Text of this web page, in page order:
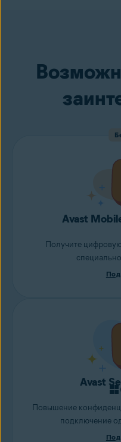
приватность ваших
Avast
Получите
Avast
Повышение
подключение